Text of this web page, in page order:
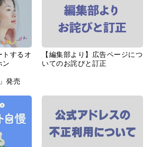
トするオ
ン
発売
【編集部より】広告ページにつ
いてのお詫びと訂正